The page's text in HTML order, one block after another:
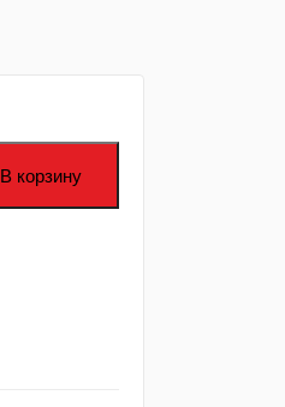
В корзину